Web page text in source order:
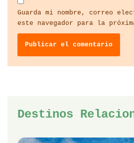
Guarda mi nombre, correo
este navegador para la
Destinos